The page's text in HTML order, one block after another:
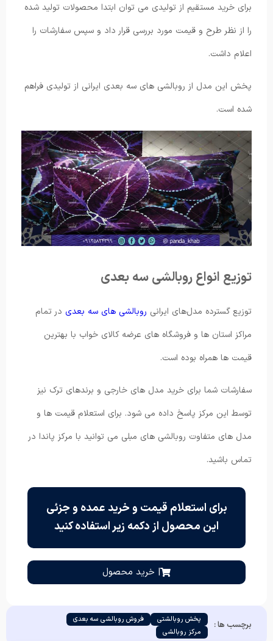
برای خرید مستقیم از تولیدی می توان ابتدا محصولات تولید شده
را از نظر طرح و قیمت مورد بررسی قرار داد و سپس سفارشات را
اعلام داشت.
پخش این مدل از روبالشی های سه بعدی ایرانی از تولیدی فراهم
شده است.
توزیع انواع روبالشی سه بعدی
توزیع گسترده مدل‌های ایرانی روبالشی های سه بعدی در تمام
مراکز استان ها و فروشگاه های عرضه کالای خواب با بهترین
قیمت ها همراه بوده است.
سفارشات شما برای خرید مدل های خارجی و برندهای ترک نیز
توسط این مرکز پاسخ داده می شود. برای استعلام قیمت ها و
مدل های متفاوت روبالشی های مبلی می توانید با مرکز پاندا در
تماس باشید.
برای استعلام قیمت و خرید عمده و جزئی
این محصول از دکمه زیر استفاده کنید
| خرید محصول
برچسب ها : پخش روبالشتی
فروش روبالشی سه بعدی
مرکز روبالشی